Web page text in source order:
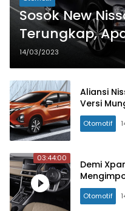
Sosok New
Terungkap,
14/03/2023
Aliansi
Versi
Otomotif
03:44:00
Demi
Otomotif